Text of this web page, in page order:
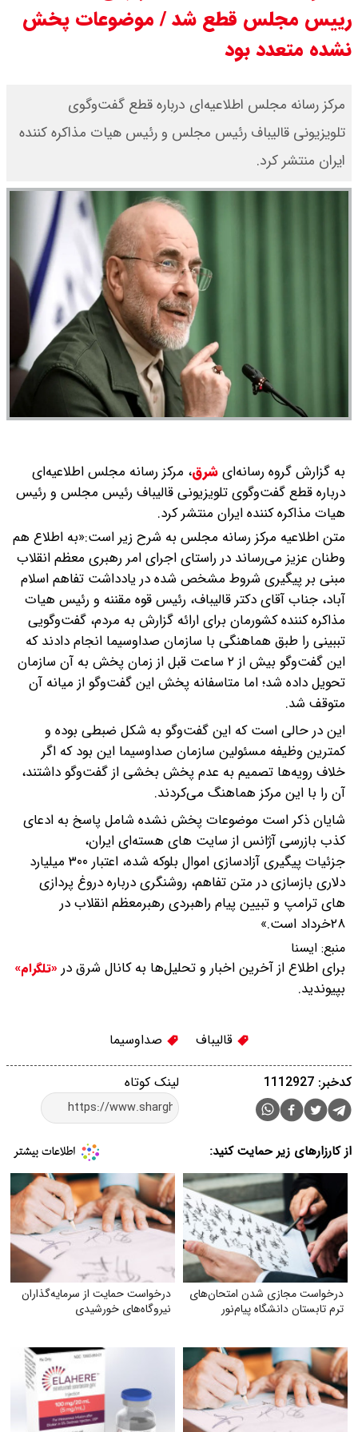
مرداد ۱۴۰۵ / قیمت سکه امامی چند؟
قیمت خودروهای سایپا امروز دوشنبه
۱۹ مرداد ۱۴۰۵ / قیمت چانگان چند؟ +
قیمت خودرو‌های ایران خودرو امروز
دوشنبه ۱۹ مرداد ۱۴۰۵ / قیمت پژو
۲۰۷ چند ؟ + جدول
رییس مجلس قطع شد / موضوعات پخش
نشده متعدد بود
مرکز رسانه مجلس اطلاعیه‌ای درباره قطع گفت‌وگوی
تلویزیونی قالیباف رئیس مجلس و رئیس هیات مذاکره کننده
ایران منتشر کرد.
به گزارش گروه رسانه‌ایشرق، مرکز رسانه مجلس اطلاعیه‌ای
درباره قطع گفت‌وگوی تلویزیونی قالیباف رئیس مجلس و رئیس
هیات مذاکره کننده ایران منتشر کرد.
متن اطلاعیه مرکز رسانه مجلس به شرح زیر است:«به اطلاع هم
وطنان عزیز می‌رساند در راستای اجرای امر رهبری معظم انقلاب
مبنی بر پیگیری شروط مشخص شده در یادداشت تفاهم اسلام
آباد، جناب آقای دکتر قالیباف، رئیس قوه مقننه و رئیس هیات
مذاکره کننده کشورمان برای ارائه گزارش به مردم، گفت‌وگویی
تببینی را طبق هماهنگی با سازمان صداوسیما انجام دادند که
این گفت‌وگو بیش از ۲ ساعت قبل از زمان پخش به آن سازمان
تحویل داده شد؛ اما متاسفانه پخش این گفت‌وگو از میانه آن
متوقف شد.
این در حالی است که این گفت‌وگو به شکل ضبطی بوده و
کمترین وظیفه مسئولین سازمان صداوسیما این بود که اگر
خلاف رویه‌ها تصمیم به عدم پخش بخشی از گفت‌وگو داشتند،
آن را با این مرکز هماهنگ می‌کردند.
شایان ذکر است موضوعات پخش نشده شامل پاسخ به ادعای
کذب بازرسی آژانس از سایت های هسته‌ای ایران،
جزئیات پیگیری آزادسازی اموال بلوکه شده، اعتبار ۳۰۰ میلیارد
دلاری بازسازی در متن تفاهم، روشنگری درباره دروغ پردازی
های ترامپ و تبیین پیام راهبردی رهبرمعظم انقلاب در
۲۸خرداد است.»
منبع: ايسنا
برای اطلاع از آخرین اخبار و تحلیل‌ها به کانال شرق در «تلگرام»
بپیوندید.
قالیباف صداوسیما
لینک کوتاه کدخبر: 1112927
از کارزارهای زیر حمایت کنید:
درخواست مجازی شدن امتحان‌های
ترم تابستان دانشگاه پیام‌نور
درخواست حمایت از سرمایه‌گذاران
نیروگاه‌های خورشیدی